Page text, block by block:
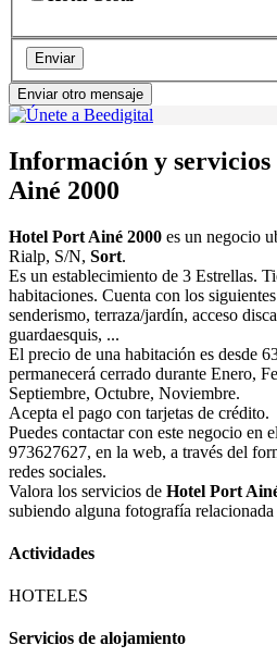
Enviar
Enviar otro mensaje
Información y
Ainé 2000
Hotel Port Ainé 2000 es un negocio
Rialp, S/N, Sort.
Es un establecimiento de 3 Estrellas.
habitaciones. Cuenta con los
senderismo, terraza/jardín, acceso
guardaesquis, ...
El precio de una habitación es desde
permanecerá cerrado durante Enero,
Septiembre, Octubre, Noviembre.
Acepta el pago con tarjetas de crédito.
Puedes contactar con este negocio en
973627627, en la web, a través del
redes sociales.
Valora los servicios de Hotel Port
subiendo alguna fotografía
Actividades
HOTELES
Servicios de alojamiento